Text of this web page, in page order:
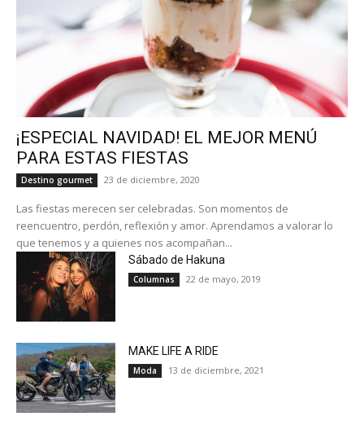
¡ESPECIAL NAVIDAD! EL MEJOR MENÚ
PARA ESTAS FIESTAS
Destino gourmet 23 de diciembre, 2020
Las fiestas merecen ser celebradas. Son momentos de
reencuentro, perdón, reflexión y amor. Aprendamos a valorar lo
que tenemos y a quienes nos acompañan...
Sábado de Hakuna
Columnas 22 de mayo, 2019
MAKE LIFE A RIDE
Moda 13 de diciembre, 2021